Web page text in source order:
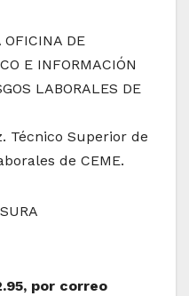
DE
E INFORMACIÓN
LABORALES DE
Técnico Superior de
de CEME.
por correo